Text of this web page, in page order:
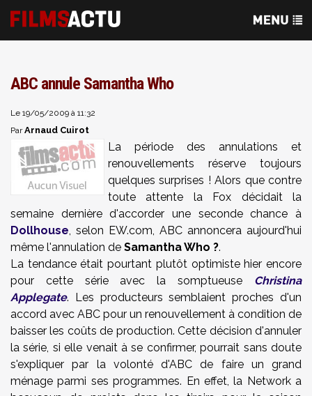
ABC annule Samantha Who
Le 19/05/2009 à 11:32
ParArnaud Cuirot
La période des annulations et
renouvellements réserve toujours
quelques surprises ! Alors que contre
toute attente la Fox décidait la
semaine dernière d'accorder une seconde chance à
Dollhouse, selon EW.com, ABC annoncera aujourd'hui
même l'annulation de Samantha Who ?.
La tendance était pourtant plutôt optimiste hier encore
pour cette série avec la somptueuse Christina
Applegate. Les producteurs semblaient proches d'un
accord avec ABC pour un renouvellement à condition de
baisser les coûts de production. Cette décision d'annuler
la série, si elle venait à se confirmer, pourrait sans doute
s'expliquer par la volonté d'ABC de faire un grand
ménage parmi ses programmes. En effet, la Network a